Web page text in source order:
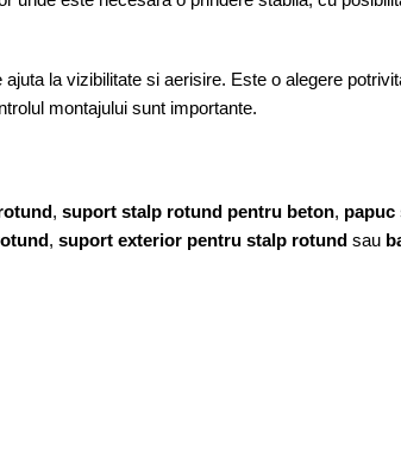
la vizibilitate si aerisire. Este o alegere
montajului sunt importante.
, suport stalp rotund pentru beton, papuc
, suport exterior pentru stalp rotundsau